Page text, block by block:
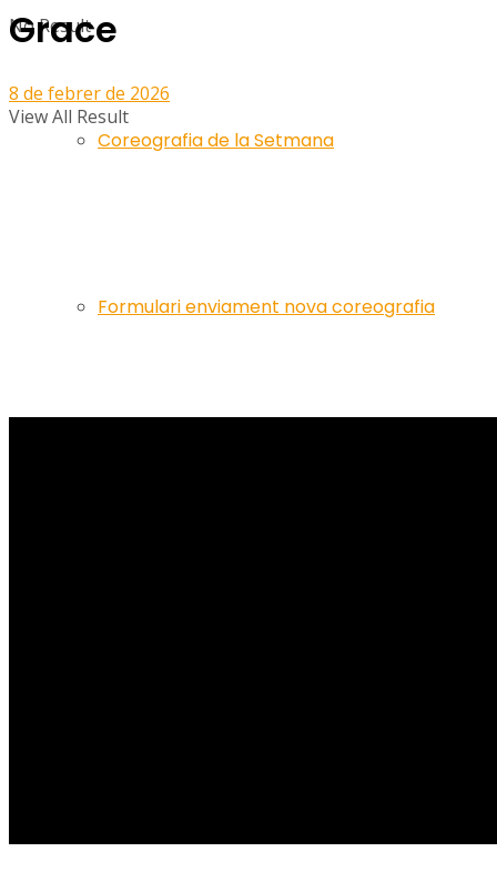
Coreografia de la Setmana
Formulari enviament nova coreografia
No Result
View All Result
Grace
8 de febrer de 2026